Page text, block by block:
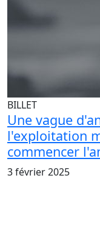
BILLET
Une vague
l'exploitation
commencer
3 février 2025